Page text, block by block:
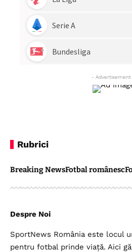
- Advertisement
Rubrici
Breaking NewsFotbal românesc
Despre Noi
SportNews România este locul
pentru fotbal prinde viață. Aici